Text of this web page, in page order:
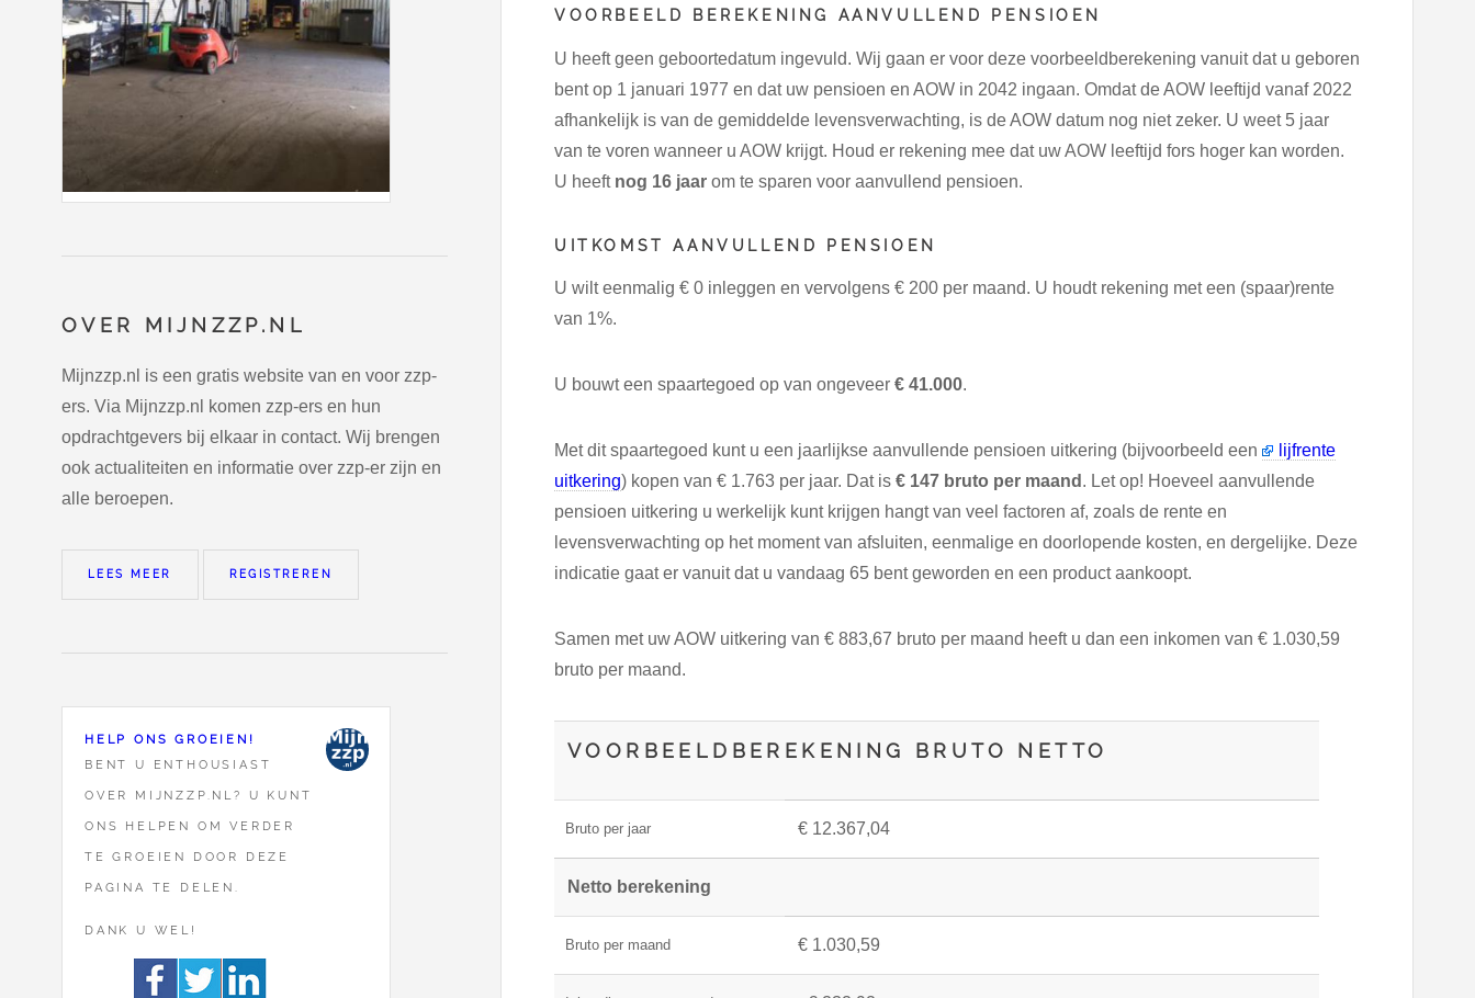
OVER MIJNZZP.NL
Mijnzzp.nl is een gratis website van en voor zzp-
ers. Via Mijnzzp.nl komen zzp-ers en hun
opdrachtgevers bij elkaar in contact. Wij brengen
ook actualiteiten en informatie over zzp-er zijn en
alle beroepen.
LEES MEER REGISTREREN
HELP ONS GROEIEN!
BENT U ENTHOUSIAST
OVER MIJNZZP.NL? U KUNT
ONS HELPEN OM VERDER
TE GROEIEN DOOR DEZE
PAGINA TE DELEN.
DANK U WEL!
VOORBEELD BEREKENING AANVULLEND PENSIOEN
U heeft geen geboortedatum ingevuld. Wij gaan er voor deze voorbeeldberekening vanuit dat u geboren
bent op 1 januari 1977 en dat uw pensioen en AOW in 2042 ingaan. Omdat de AOW leeftijd vanaf 2022
afhankelijk is van de gemiddelde levensverwachting, is de AOW datum nog niet zeker. U weet 5 jaar
van te voren wanneer u AOW krijgt. Houd er rekening mee dat uw AOW leeftijd fors hoger kan worden.
U heeft nog 16 jaar om te sparen voor aanvullend pensioen.
UITKOMST AANVULLEND PENSIOEN
U wilt eenmalig € 0 inleggen en vervolgens € 200 per maand. U houdt rekening met een (spaar)rente
van 1%.
U bouwt een spaartegoed op van ongeveer € 41.000.
Met dit spaartegoed kunt u een jaarlijkse aanvullende pensioen uitkering (bijvoorbeeld een
lijfrente
uitkering) kopen van € 1.763 per jaar. Dat is € 147 bruto per maand . Let op! Hoeveel aanvullende
pensioen uitkering u werkelijk kunt krijgen hangt van veel factoren af, zoals de rente en
levensverwachting op het moment van afsluiten, eenmalige en doorlopende kosten, en dergelijke. Deze
indicatie gaat er vanuit dat u vandaag 65 bent geworden en een product aankoopt.
Samen met uw AOW uitkering van € 883,67 bruto per maand heeft u dan een inkomen van € 1.030,59
bruto per maand.
VOORBEELDBEREKENING BRUTO NETTO
Bruto per jaar € 12.367,04
Netto berekening
Bruto per maand € 1.030,59